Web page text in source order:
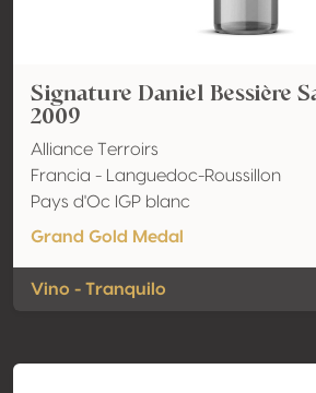
Signature Daniel Bessière
2009
Alliance Terroirs
Francia - Languedoc-Roussillon
Pays d'Oc IGP blanc
Grand Gold Medal
Vino - Tranquilo